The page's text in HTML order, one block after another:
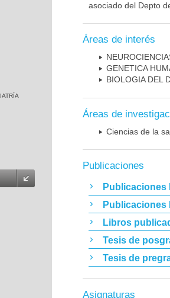
asociado del Depto
Áreas de interés
GENETICA
BIOLOGIA DEL
Áreas de
Ciencias de la
Publicaciones
Publicaciones
Publicaciones
Libros
Tesis de
Tesis de
Asignaturas